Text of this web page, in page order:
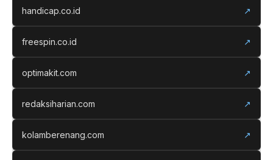
handicap.co.id ↗
freespin.co.id ↗
optimakit.com ↗
redaksiharian.com ↗
kolamberenang.com ↗